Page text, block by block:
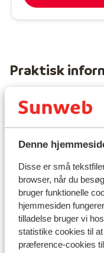
Denne
Disse er små
browser, når du
bruger funktionelle
hjemmesiden
tilladelse bruger vi
statistike cookies til
præference-cookies
Praktisk
Hovedstad:
Hovedstaden er
Tid:
Sprog:
Det officielle sprog
klare sig på engelsk
Penge: